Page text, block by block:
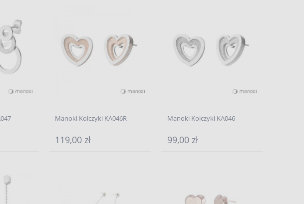
Manoki Kolczyki KA046R
119,00 zł
Manoki Kolczyki KA046
99,00 zł